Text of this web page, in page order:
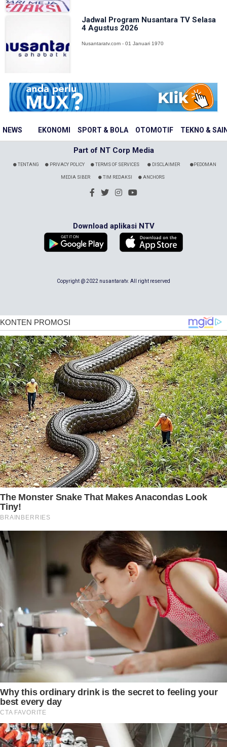
NEWS EKONOMI SPORT & BOLA OTOMOTIF TEKNO &
Jadwal Program Nusantara TV Selasa
4 Agustus 2026
Nusantaratv.com - 01 Januari 1970
Part of NT Corp Media
TENTANG PRIVACY POLICY TERMS OF SERVICES DISCLAIMER PEDOMAN
MEDIA SIBER TIM REDAKSI ANCHORS
Download aplikasi NTV
Copyright @ 2022 nusantaratv. All right reserved